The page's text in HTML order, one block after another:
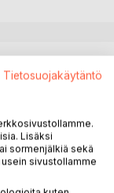
mayojen
jälkiä
Tietosuojakäytäntö
Lisäksi
sormenjälkiä sekä
sivustollamme